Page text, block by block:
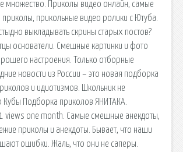
множество. Приколы видео онлайн, самые
прикольные видео ролики с Ютуба.
выкладывать скрины старых постов?
основатели. Смешные картинки и фото
настроения. Только отборные
новости из России – это новая подборка
и идиотизмов. Школьник не
Кубы Подборка приколов ЯНИТАКА.
views one month. Самые смешные анекдоты,
приколы и анекдоты. Бывает, что наши
ошибки. Жаль, что они не саперы.